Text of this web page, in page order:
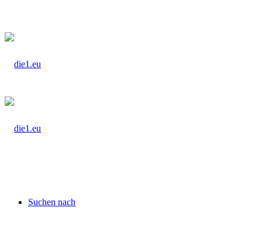
Suchen nach